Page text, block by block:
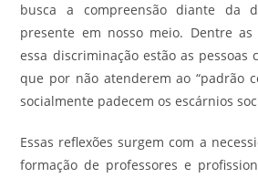
busca a compreensão diante da
presente em nosso meio. Dentre as
essa discriminação estão as pessoas
que por não atenderem ao “padrão
socialmente padecem os escárnios
Essas reflexões surgem com a
formação de professores e